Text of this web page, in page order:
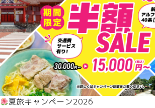
夏旅キャンペーン2026